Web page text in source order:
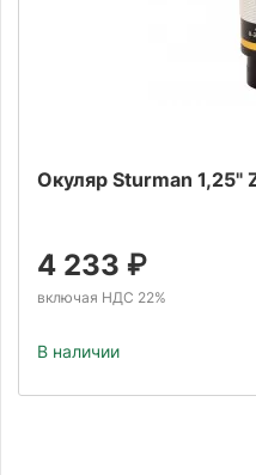
Окуляр Sturman 1,25"
4 233 ₽
включая НДС 22%
В наличии